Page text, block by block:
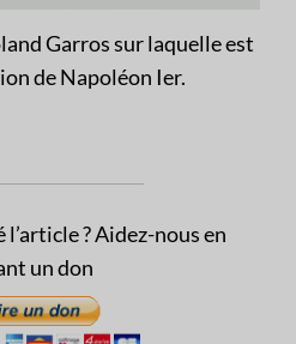
Garros sur laquelle est
de Napoléon Ier.
l’article ? Aidez-nous en
un don